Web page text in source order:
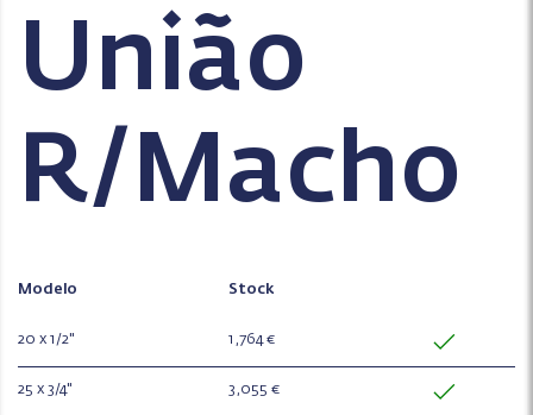
União
R/Macho
Modelo Stock
20 x 1/2" 1,764 €
25 x 3/4" 3,055 €